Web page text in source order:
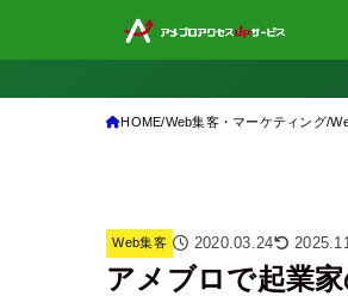
HOME Web集客・マーケティング
Web集客 2020.03.24
アメブロで起業